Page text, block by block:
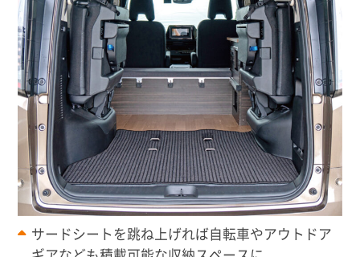
サードシートを跳ね上げれば自転車やアウトドア